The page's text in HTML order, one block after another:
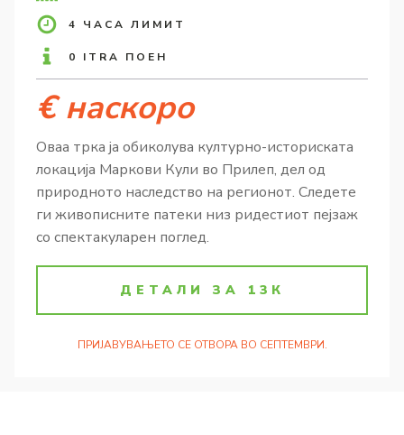
4 ЧАСА ЛИМИТ
0 ITRA ПОЕН
€ наскоро
Оваа трка ја обиколува културно-историската
локација Маркови Кули во Прилеп, дел од
природното наследство на регионот. Следете
ги живописните патеки низ ридестиот пејзаж
со спектакуларен поглед.
ДЕТАЛИ ЗА 13К
ПРИЈАВУВАЊЕТО СЕ ОТВОРА ВО СЕПТЕМВРИ.